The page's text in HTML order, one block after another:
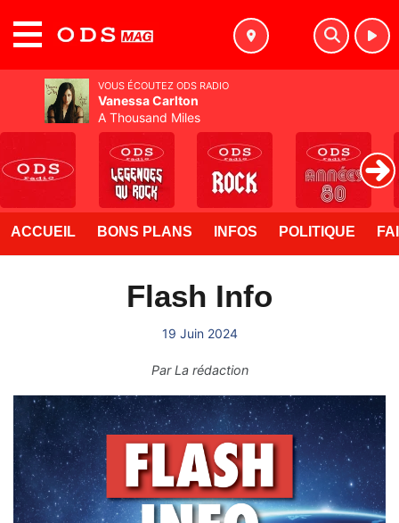
ACCUEIL BONS PLANS INFOS POLITIQUE
Flash Info
19 Juin 2024
ParLa rédaction
VOUS ÉCOUTEZ ODS RADIO
Vanessa Carlton
A Thousand Miles